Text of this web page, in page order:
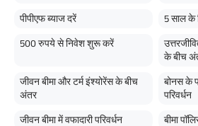
पीपीएफ ब्याज दरें 5 साल के
500 रुपये से निवेश शुरू करें
के बीच
जीवन बीमा और टर्म इंश्योरेंस के बीच
अंतर
बोनस के
परिवर्धन
जीवन बीमा में वफादारी परिवर्धन बीमा